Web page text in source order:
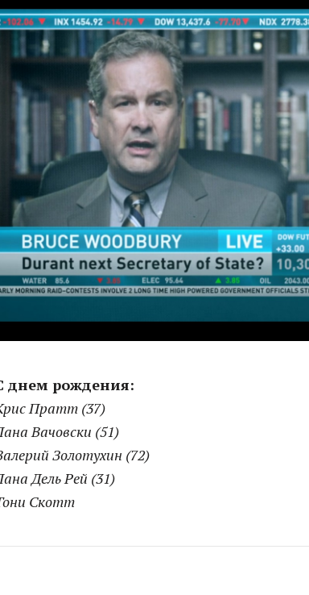
днем рождения:
Пратт (37)
Вачовски (51)
Золотухин (72)
Дель Рей (31)
Скотт